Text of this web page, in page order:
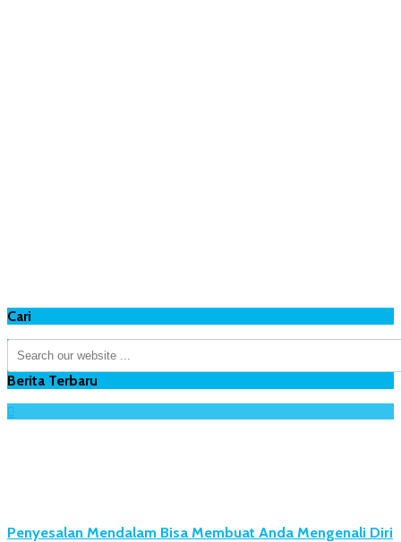
Cari
Berita Terbaru
Penyesalan Mendalam Bisa Membuat Anda Mengenali Diri